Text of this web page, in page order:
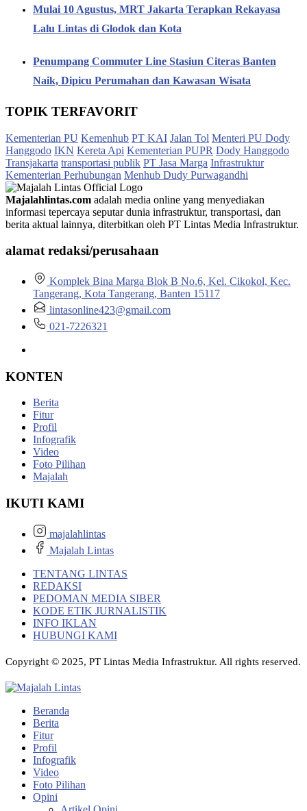
Mulai 10 Agustus, MRT Jakarta Terapkan Rekayasa
Lalu Lintas di Glodok dan Kota
Penumpang Commuter Line Stasiun Citeras Banten
Naik, Dipicu Perumahan dan Kawasan Wisata
TOPIK TERFAVORIT
Kementerian PU Kemenhub PT KAI Jalan Tol Menteri PU Dody
Hanggodo IKN Kereta Api Kementerian PUPR Dody Hanggodo
Transjakarta transportasi publik PT Jasa Marga Infrastruktur
Kementerian Perhubungan Menhub Dudy Purwagandhi
Majalahlintas.com adalah media online yang menyediakan
informasi tepercaya seputar dunia infrastruktur, transportasi, dan
berita aktual lainnya, diterbitkan oleh PT Lintas Media Infrastruktur.
alamat redaksi/perusahaan
Komplek Bina Marga Blok B No.6, Kel. Cikokol, Kec.
Tangerang, Kota Tangerang, Banten 15117
lintasonline423@gmail.com
021-7226321
KONTEN
Berita
Fitur
Profil
Infografik
Video
Foto Pilihan
Majalah
IKUTI KAMI
majalahlintas
Majalah Lintas
TENTANG LINTAS
REDAKSI
PEDOMAN MEDIA SIBER
KODE ETIK JURNALISTIK
INFO IKLAN
HUBUNGI KAMI
Copyright © 2025, PT Lintas Media Infrastruktur. All rights reserved.
Beranda
Berita
Fitur
Profil
Infografik
Video
Foto Pilihan
Opini